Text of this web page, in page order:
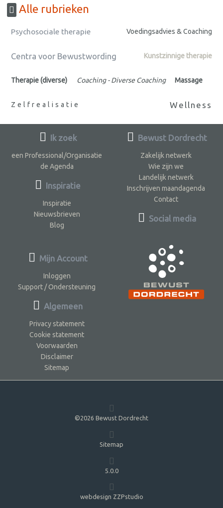
Alle rubrieken
Psychosociale therapie Voedingsadvies & Coaching
Centra voor Bewustwording Kunstzinnige therapie
Therapie (diverse) Coaching - Diverse Coaching Massage
Zelfrealisatie Wellness
Ik zoek
een Professional/Organisatie
de Agenda
Inspiratie
Inspiratie
Nieuwsbrieven
Blog
Bewust Dordrecht
Zakelijk netwerk
Wie zijn we
Landelijk netwerk
Inschrijven maandagenda
Contact
Social media
Mijn Account
Inloggen
Support / Ondersteuning
Algemeen
Privacy statement
Cookie statement
Voorwaarden
Disclaimer
Sitemap
©2026 Bewust Dordrecht
Sitemap
5.0.0
webdesign ZZPstudio